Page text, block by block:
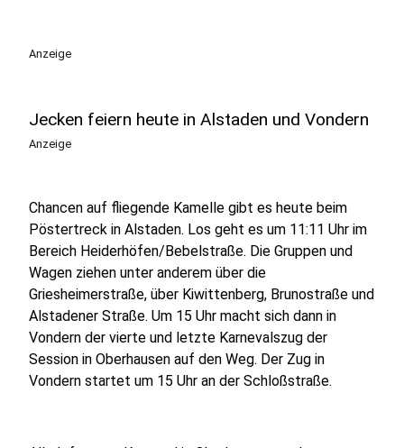
Anzeige
Jecken feiern heute in Alstaden und Vondern
Anzeige
Chancen auf fliegende Kamelle gibt es heute beim
Pöstertreck in Alstaden. Los geht es um 11:11 Uhr im
Bereich Heiderhöfen/Bebelstraße. Die Gruppen und
Wagen ziehen unter anderem über die
Griesheimerstraße, über Kiwittenberg, Brunostraße und
Alstadener Straße. Um 15 Uhr macht sich dann in
Vondern der vierte und letzte Karnevalszug der
Session in Oberhausen auf den Weg. Der Zug in
Vondern startet um 15 Uhr an der Schloßstraße.